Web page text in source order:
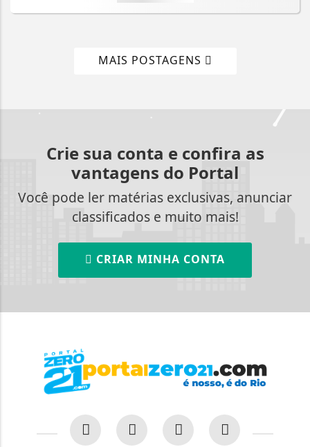
MAIS POSTAGENS
Crie sua conta e confira as
vantagens do Portal
Você pode ler matérias exclusivas, anunciar
classificados e muito mais!
CRIAR MINHA CONTA